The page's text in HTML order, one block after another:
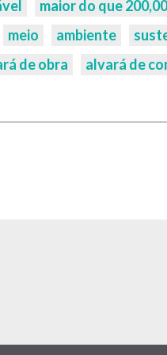
maior do que
meio ambiente
de obra alvará de